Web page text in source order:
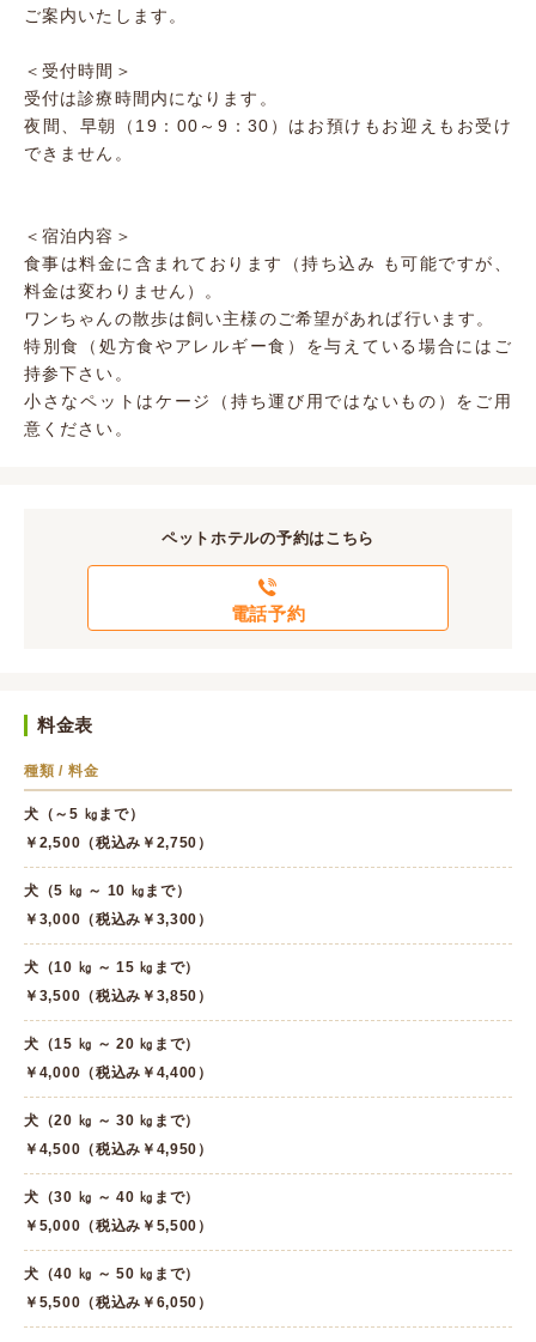
ご案内いたします。
＜受付時間＞
受付は診療時間内になります。
夜間、早朝（19：00～9：30）はお預けもお迎えもお受け
できません。
＜宿泊内容＞
食事は料金に含まれております（持ち込み も可能ですが、
料金は変わりません）。
ワンちゃんの散歩は飼い主様のご希望があれば行います。
特別食（処方食やアレルギー食）を与えている場合にはご
持参下さい。
小さなペットはケージ（持ち運び用ではないもの）をご用
意ください。
ペットホテルの予約はこちら
電話予約
料金表
種類 料金
犬（～5 ㎏まで）
￥2,500（税込み￥2,750）
犬（5 ㎏ ～ 10 ㎏まで）
￥3,000（税込み￥3,300）
犬（10 ㎏ ～ 15 ㎏まで）
￥3,500（税込み￥3,850）
犬（15 ㎏ ～ 20 ㎏まで）
￥4,000（税込み￥4,400）
犬（20 ㎏ ～ 30 ㎏まで）
￥4,500（税込み￥4,950）
犬（30 ㎏ ～ 40 ㎏まで）
￥5,000（税込み￥5,500）
犬（40 ㎏ ～ 50 ㎏まで）
￥5,500（税込み￥6,050）